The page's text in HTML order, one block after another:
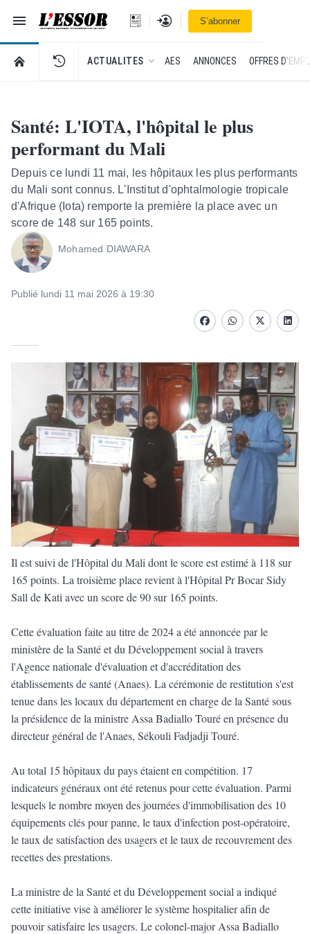
Navigation
L'Essor - retour à la une
Se connecterS’abonner
RETOUR À LA PAGE D’ACCUEIL DE L'ESSOR
ACTUALITES AES ANNONCES OFFRES
Santé: L'IOTA, l'hôpital le plus
performant du Mali
Depuis ce lundi 11 mai, les hôpitaux les plus performants
du Mali sont connus. L'Institut d'ophtalmologie tropicale
d'Afrique (Iota) remporte la première la place avec un
score de 148 sur 165 points.
Mohamed DIAWARA
Publié lundi 11 mai 2026 à 19:30
FacebookwhatsappTwitter
Il est suivi de l'Hôpital du Mali dont le score est estimé à 118 sur
165 points. La troisième place revient à l'Hôpital Pr Bocar Sidy
Sall de Kati avec un score de 90 sur 165 points.
Cette évaluation faite au titre de 2024 a été annoncée par le
ministère de la Santé et du Développement social à travers
l'Agence nationale d'évaluation et d'accréditation des
établissements de santé (Anaes). La cérémonie de restitution s'est
tenue dans les locaux du département en charge de la Santé sous
la présidence de la ministre Assa Badiallo Touré en présence du
directeur général de l'Anaes, Sékouli Fadjadji Touré.
Au total 15 hôpitaux du pays étaient en compétition. 17
indicateurs généraux ont été retenus pour cette évaluation. Parmi
lesquels le nombre moyen des journées d'immobilisation des 10
équipements clés pour panne, le taux d'infection post-opératoire,
le taux de satisfaction des usagers et le taux de recouvrement des
recettes des prestations.
La ministre de la Santé et du Développement social a indiqué
cette initiative vise à améliorer le système hospitalier afin de
pouvoir satisfaire les usagers. Le colonel-major Assa Badiallo